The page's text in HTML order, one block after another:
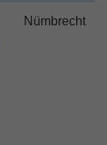
Nümbrecht